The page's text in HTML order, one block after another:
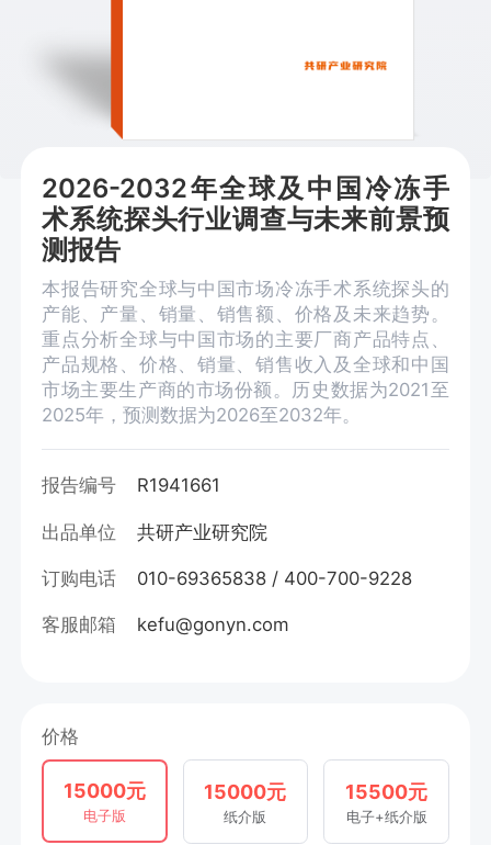
2026-2032年全球及中国冷冻手
术系统探头行业调查与未来前景预
测报告
本报告研究全球与中国市场冷冻手术系统探头的
产能、产量、销量、销售额、价格及未来趋势。
重点分析全球与中国市场的主要厂商产品特点、
产品规格、价格、销量、销售收入及全球和中国
市场主要生产商的市场份额。历史数据为2021至
2025年，预测数据为2026至2032年。
报告编号 R1941661
出品单位 共研产业研究院
订购电话 010-69365838 / 400-700-9228
客服邮箱 kefu@gonyn.com
价格
15000元
电子版
15000元
纸介版
15500元
电子+纸介版